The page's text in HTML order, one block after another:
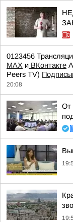
0123456
МАХ и ВКонтакте
Peers TV)
20:08
От